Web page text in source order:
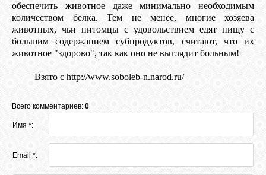
обеспечить животное даже минимально необходимым
количеством белка. Тем не менее, многие хозяева
животных, чьи питомцы с удовольствием едят пищу с
большим содержанием субпродуктов, считают, что их
животное "здорово", так как оно не выглядит больным!
Взято с http://www.soboleb-n.narod.ru/
Всего комментариев: 0
Имя *:
Email *: